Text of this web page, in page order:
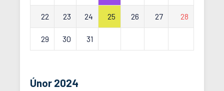
22 23 24 25 26 27 28
29 30 31
Únor 2024